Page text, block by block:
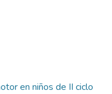
en niños de II ciclo